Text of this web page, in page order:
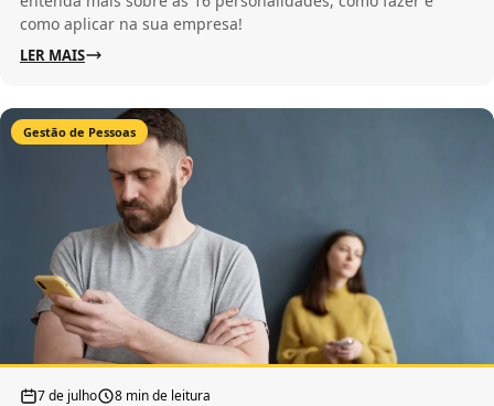
como aplicar na sua empresa!
LER MAIS
Gestão de Pessoas
7 de julho 8 min de leitura